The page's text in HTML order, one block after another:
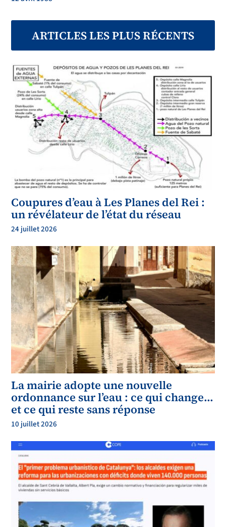
ARTICLES LES PLUS RÉCENTS
Coupures d’eau à Les Planes del Rei :
un révélateur de l’état du réseau
24 juillet 2026
La mairie adopte une nouvelle
ordonnance sur l’eau : ce qui change…
et ce qui reste sans réponse
10 juillet 2026